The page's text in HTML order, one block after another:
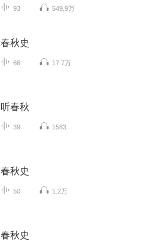
93 549.9万
春秋史
66 17.7万
听春秋
39 1583
春秋史
50 1.2万
春秋史